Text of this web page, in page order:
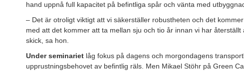
hand uppnå full kapacitet på befintliga spår och vänta med
– Det är otroligt viktigt att vi säkerställer robustheten och det
med att det kommer att ta mellan sju och tio år innan vi har
skick, sa hon.
Under seminariet låg fokus på dagens och morgondagens
upprustningsbehovet av befintlig räls. Men Mikael Stöhr på Green